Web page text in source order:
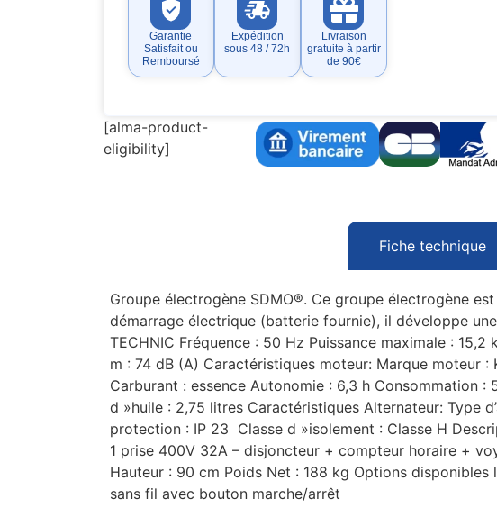
Garantie
Satisfait ou
Remboursé
Expédition
sous 48 / 72h
Livraison
gratuite à partir
de 90€
[alma-product-
eligibility]
Fiche technique
Groupe électrogène SDMO®. Ce groupe électrogène
démarrage électrique (batterie fournie), il développe
TECHNIC Fréquence : 50 Hz Puissance maximale :
m : 74 dB (A) Caractéristiques moteur: Marque moteur
Carburant : essence Autonomie : 6,3 h Consommation
d »huile : 2,75 litres Caractéristiques Alternateur: Type
protection : IP 23 Classe d »isolement : Classe H
1 prise 400V 32A – disjoncteur + compteur horaire +
Hauteur : 90 cm Poids Net : 188 kg Options
sans fil avec bouton marche/arrêt